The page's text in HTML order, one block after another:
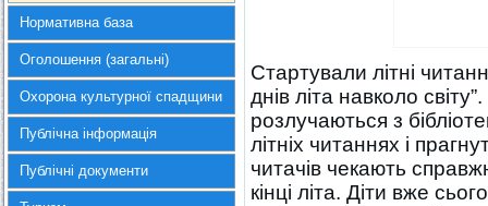
Нормативна база
Оголошення (загальні)
Охорона культурної спадщини
Публічна інформація
Публічні документи
Стартували літні
днів літа навколо
розлучаються з
літніх читаннях і
читачів чекають
кінці літа. Діти вже